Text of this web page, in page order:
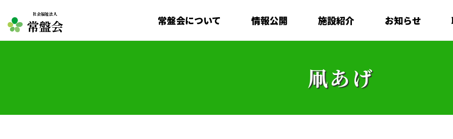
社会福祉法人
常盤会 常盤会について 情報公開 施設紹介 お知らせ
凧あげ